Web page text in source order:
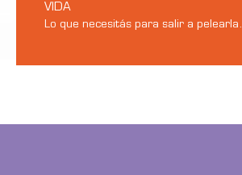
VIDA
Lo que necesitás para salir a pelearla.